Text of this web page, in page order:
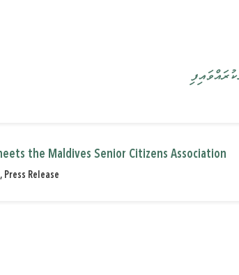
the Maldives Senior Citizens Association
Press Release